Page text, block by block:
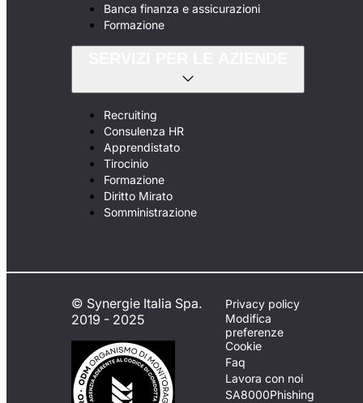
Banca finanza e assicurazioni
Formazione
Recruiting
Consulenza HR
Apprendistato
Tirocinio
Formazione
Diritto Mirato
Somministrazione
© Synergie Italia Spa.
2019 - 2025
Privacy policy
Modifica
preferenze
Cookie
Faq
Lavora con noi
SA8000Phishing